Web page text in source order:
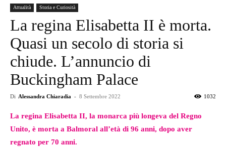
Attualità Storia e Curiosità
La regina Elisabetta II è morta.
Quasi un secolo di storia si
chiude. L’annuncio di
Buckingham Palace
Di Alessandra Chiaradia - 8 Settembre 2022 1032
La regina Elisabetta II, la monarca più longeva del Regno
Unito, è morta a Balmoral all’età di 96 anni, dopo aver
regnato per 70 anni.